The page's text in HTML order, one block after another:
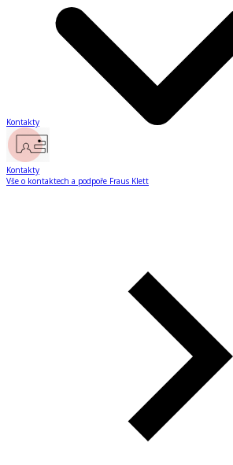
Kontakty
Kontakty
Vše o kontaktech a podpoře Fraus Klett